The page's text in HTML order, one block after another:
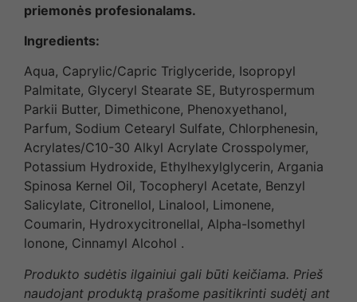
priemonės profesionalams.
Ingredients:
Aqua, Caprylic/Capric Triglyceride, Isopropyl
Palmitate, Glyceryl Stearate SE, Butyrospermum
Parkii Butter, Dimethicone, Phenoxyethanol,
Parfum, Sodium Cetearyl Sulfate, Chlorphenesin,
Acrylates/C10-30 Alkyl Acrylate Crosspolymer,
Potassium Hydroxide, Ethylhexylglycerin, Argania
Spinosa Kernel Oil, Tocopheryl Acetate, Benzyl
Salicylate, Citronellol, Linalool, Limonene,
Coumarin, Hydroxycitronellal, Alpha-lsomethyl
lonone, Cinnamyl Alcohol .
Produkto sudėtis ilgainiui gali būti keičiama. Prieš
naudojant produktą prašome pasitikrinti sudėtį ant